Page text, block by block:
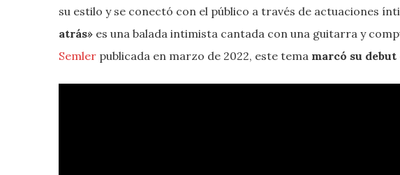
su estilo y se conectó con el público a través de actuaciones
atrás» es una balada intimista cantada con una guitarra y
Semler publicada en marzo de 2022, este tema marcó su debut